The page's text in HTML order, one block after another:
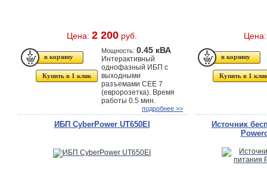
Цена: 2 200 руб.
Купить в 1 клик
Мощность: 0.45 кВА
Интерактивный
однофазный ИБП с
выходными
разъемами CEE 7
(евророзетка). Время
работы 0.5 мин.
подробнее >>
Купить в 1
ИБП CyberPower UT650EI
Источник